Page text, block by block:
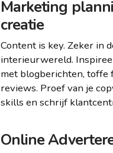
Marketing
creatie
Content is key. Zeker in
interieurwereld.
met blogberichten, toffe
reviews. Proef van je
skills en schrijf
Online